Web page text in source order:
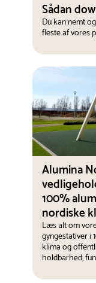
Sådan
Du kan nemt
fleste af vores
Alumina
100%
nordiske
Læs alt om
gyngestativer i
klima og
holdbarhed,